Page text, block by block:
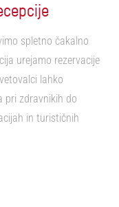
spletno čakalno
urejamo rezervacije
lahko
pri zdravnikih do
in turističnih